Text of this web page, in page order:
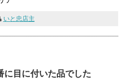
いと忠店主
に目に付いた品でした